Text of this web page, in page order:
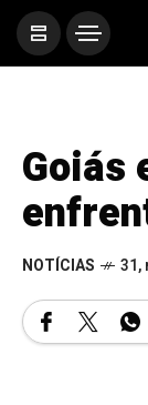
Goiás
NOTÍCIAS 31,